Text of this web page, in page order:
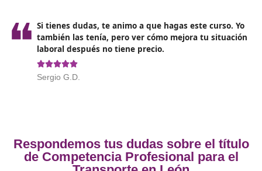
respuesta. La calificación máxima de esta prueba es
de 200 puntos.
Profesional para el Transporte en